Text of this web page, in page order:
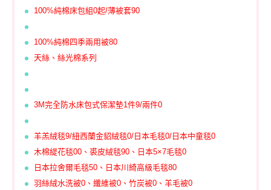
100%純棉床包組0起/薄被套90
100%純棉四季兩用被80
天絲、絲光棉系列
3M完全防水床包式保潔墊1件9/兩件0
羊羔絨毯9/紐西蘭金貂絨毯0/日本毛毯0/日本中童毯0
木棉緹花毯00、裘皮絨毯90、日本5×7毛毯0
日本拉舍爾毛毯50、日本川綺高級毛毯80
羽絲絨水洗被0、纖維被0、竹炭被0、羊毛被0